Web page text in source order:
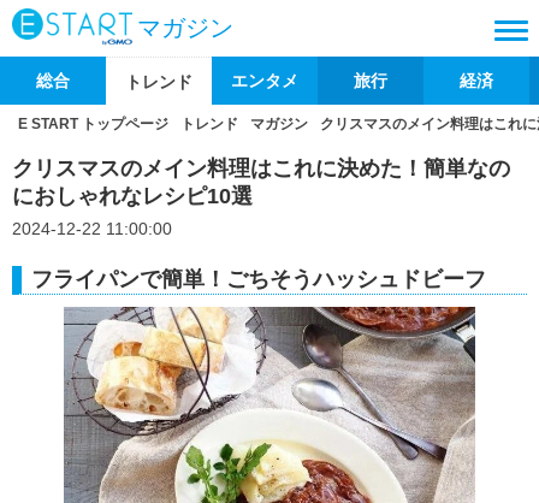
マガジン
総合 トレンド エンタメ 旅行 経済
E START トップページ トレンド マガジン クリスマスのメイン料理はこれ
クリスマスのメイン料理はこれに決めた！簡単なの
におしゃれなレシピ10選
2024-12-22 11:00:00
フライパンで簡単！ごちそうハッシュドビーフ